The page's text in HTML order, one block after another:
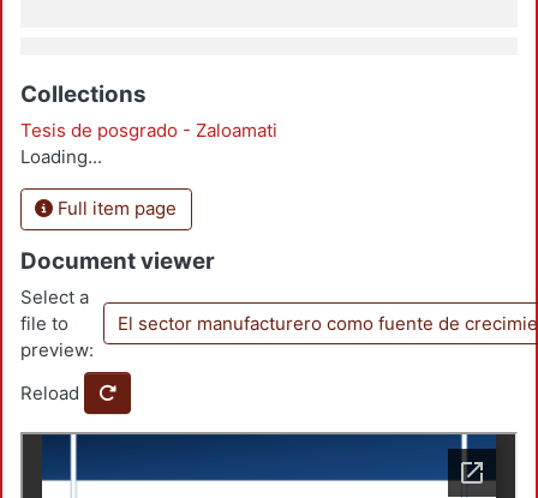
Collections
Tesis de posgrado - Zaloamati
Loading...
Full item page
Document viewer
Select a
file to
preview:
El sector manufacturero como fuente de
Reload